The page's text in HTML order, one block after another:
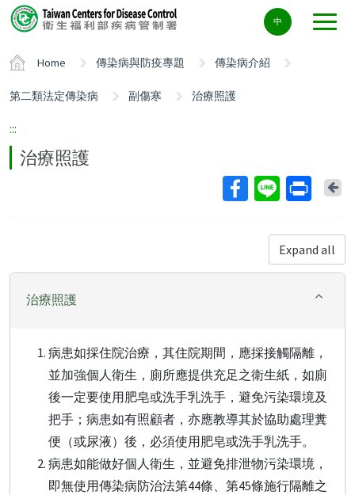
Center
block
中
Home 傳染病與防疫專題 傳染病介紹
第二類法定傳染病 副傷寒 治療照護
:::
治療照護
Expand all
治療照護
病患如採住院治療，其住院期間，應採接觸隔離，
並加強個人衛生，廁所應提供充足之衛生紙，如廁
後一定要使用肥皂或洗手乳洗手，避免污染環境及
把手；病患如有照顧者，亦應教導其於協助處理糞
便（或尿液）後，必須使用肥皂或洗手乳洗手。
病患如能做好個人衛生，並避免排泄物污染環境，
即無使用傳染病防治法第44條、第45條施行隔離之